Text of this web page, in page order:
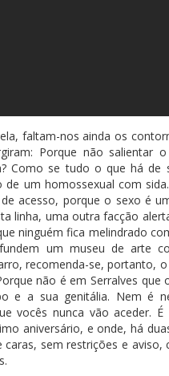
faltam-nos ainda os
Porque não
Como se tudo o que há
um homossexual com
acesso, porque o sexo é
linha, uma outra facção
ninguém fica melindrado
um museu de arte
recomenda-se, portanto,
não é em Serralves
e a sua genitália. Nem é
vocês nunca vão aceder.
aniversário, e onde, há
sem restrições e